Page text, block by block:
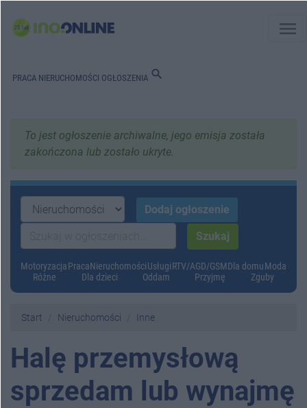
menu
PRACA NIERUCHOMOŚCI OGŁOSZENIA search
To jest ogłoszenie archiwalne, jego emisja została
zakończona lub zostało ukryte.
MotoryzacjaPracaNieruchomościUsługiRTV/AGD/GSMDla domuModa
Różne
Dla dzieci Oddam Przyjmę Zguby
Start Nieruchomości Inne
Halę przemysłową
sprzedam lub wynajmę